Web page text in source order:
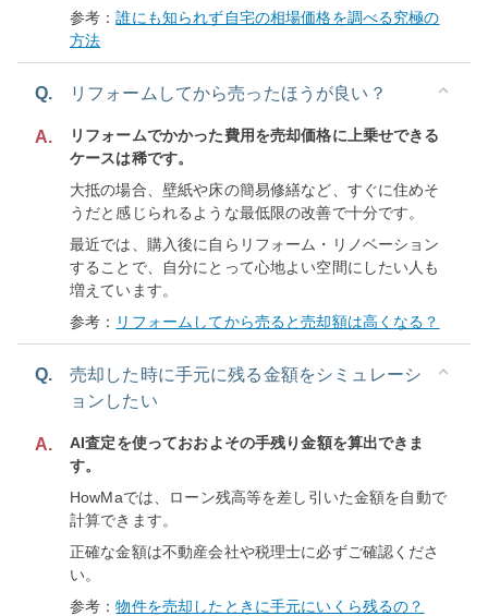
参考：誰にも知られず自宅の相場価格を調べる究極の
方法
Q. リフォームしてから売ったほうが良い？
A.
リフォームでかかった費用を売却価格に上乗せできる
ケースは稀です。
大抵の場合、壁紙や床の簡易修繕など、すぐに住めそ
うだと感じられるような最低限の改善で十分です。
最近では、購入後に自らリフォーム・リノベーション
することで、自分にとって心地よい空間にしたい人も
増えています。
参考： リフォームしてから売ると売却額は高くなる？
Q.
売却した時に手元に残る金額をシミュレーシ
ョンしたい
A.
AI査定を使っておおよその手残り金額を算出できま
す。
HowMaでは、ローン残高等を差し引いた金額を自動で
計算できます。
正確な金額は不動産会社や税理士に必ずご確認くださ
い。
参考：物件を売却したときに手元にいくら残るの？